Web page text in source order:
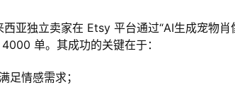
亚独立卖家在 Etsy 平台通过“AI生成宠物
单。其成功的关键在于：
满足情感需求；